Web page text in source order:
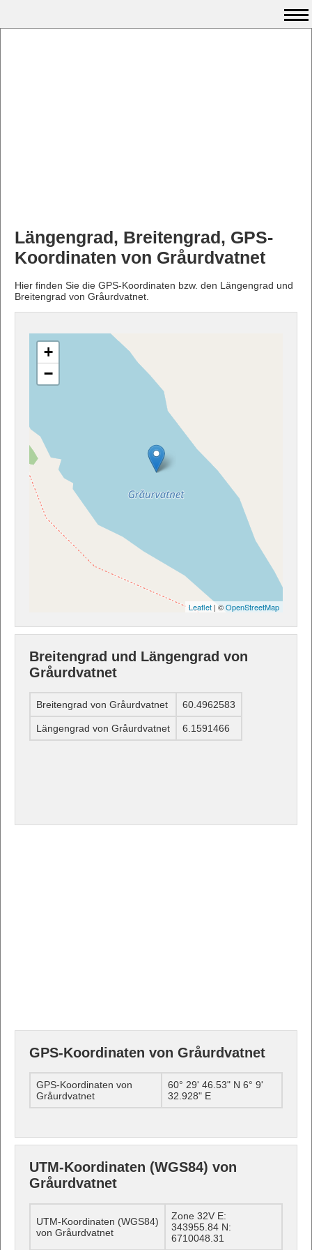
Längengrad, Breitengrad, GPS-
Koordinaten von Gråurdvatnet
Hier finden Sie die GPS-Koordinaten bzw. den Längengrad und
Breitengrad von Gråurdvatnet.
+
−
Leaflet | ©OpenStreetMap
Breitengrad und Längengrad von
Gråurdvatnet
Breitengrad von Gråurdvatnet 60.4962583
Längengrad von Gråurdvatnet 6.1591466
GPS-Koordinaten von Gråurdvatnet
GPS-Koordinaten von
Gråurdvatnet
60° 29' 46.53" N 6° 9'
32.928" E
UTM-Koordinaten (WGS84) von
Gråurdvatnet
UTM-Koordinaten (WGS84)
von Gråurdvatnet
Zone 32V E:
343955.84 N:
6710048.31